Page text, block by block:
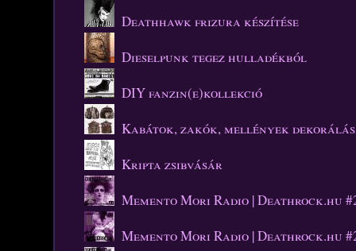
Deathhawk frizura készítése
Dieselpunk tegez hulladékból
DIY fanzin(e)kollekció
Kabátok, zakók, mellények
Kripta zsibvásár
Memento Mori Radio | Deathrock.hu
Memento Mori Radio | Deathrock.hu